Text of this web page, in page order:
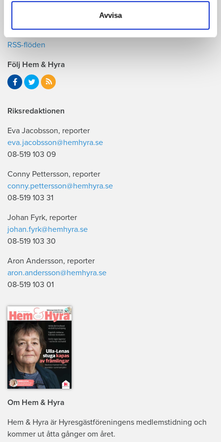
samlat in när du har använt deras tjänster.
Avvisa
Läs mer omHem & Hyra
RSS-flöden
Följ Hem & Hyra
Riksredaktionen
Eva Jacobsson, reporter
eva.jacobsson@hemhyra.se
08-519 103 09
Conny Pettersson, reporter
conny.pettersson@hemhyra.se
08-519 103 31
Johan Fyrk, reporter
johan.fyrk@hemhyra.se
08-519 103 30
Aron Andersson, reporter
aron.andersson@hemhyra.se
08-519 103 01
Om Hem & Hyra
Hem & Hyra är Hyresgästföreningens medlemstidning och
kommer ut åtta gånger om året.